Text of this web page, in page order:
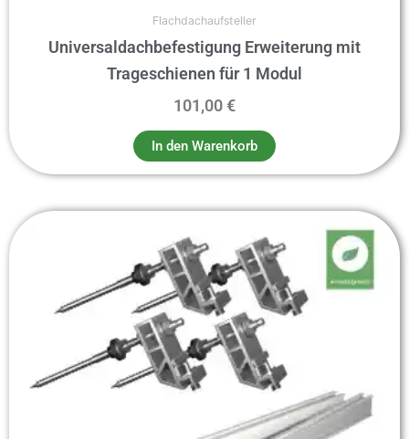
Flachdachaufsteller
Universaldachbefestigung Erweiterung mit
Trageschienen für 1 Modul
101,00€
In den Warenkorb